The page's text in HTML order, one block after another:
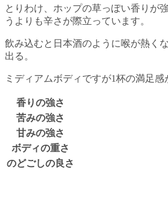
とりわけ、ホップの草っぽい香りが
うよりも辛さが際立っています。
飲み込むと日本酒のように喉が熱く
出る。
ミディアムボディですが1杯の満足感
香りの強さ
苦みの強さ
甘みの強さ
ボディの重さ
のどごしの良さ